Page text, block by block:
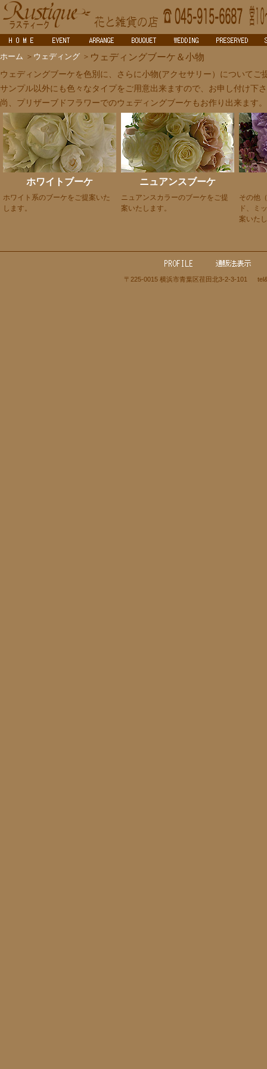
ホーム ＞ ウェディング ＞ ウェディングブーケ＆小物
ウェディングブーケを色別に、さらに小物(アクセサリー）についてご
サンプル以外にも色々なタイプをご用意出来ますので、お申し付け下
尚、プリザーブドフラワーでのウェディングブーケもお作り出来ます
ホワイトブーケ
ホワイト系のブーケをご提案いた
します。
ニュアンスブーケ
ニュアンスカラーのブーケをご提
案いたします。
その他
ド、ミ
案いた
〒225-0015 横浜市青葉区荏田北3-2-3-101